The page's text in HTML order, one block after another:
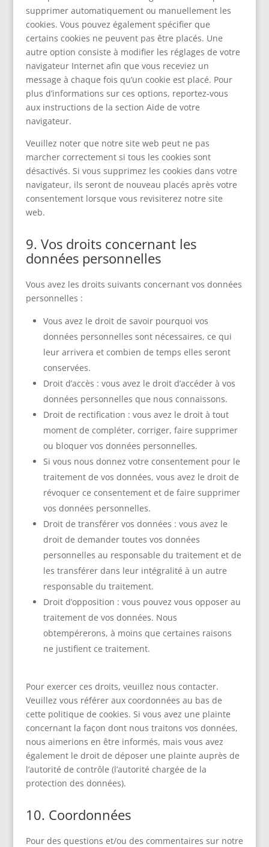
supprimer automatiquement ou manuellement les
cookies. Vous pouvez également spécifier que
certains cookies ne peuvent pas être placés. Une
autre option consiste à modifier les réglages de votre
navigateur Internet afin que vous receviez un
message à chaque fois qu’un cookie est placé. Pour
plus d’informations sur ces options, reportez-vous
aux instructions de la section Aide de votre
navigateur.
Veuillez noter que notre site web peut ne pas
marcher correctement si tous les cookies sont
désactivés. Si vous supprimez les cookies dans votre
navigateur, ils seront de nouveau placés après votre
consentement lorsque vous revisiterez notre site
web.
9. Vos droits concernant les
données personnelles
Vous avez les droits suivants concernant vos données
personnelles :
Vous avez le droit de savoir pourquoi vos
données personnelles sont nécessaires, ce qui
leur arrivera et combien de temps elles seront
conservées.
Droit d’accès : vous avez le droit d’accéder à vos
données personnelles que nous connaissons.
Droit de rectification : vous avez le droit à tout
moment de compléter, corriger, faire supprimer
ou bloquer vos données personnelles.
Si vous nous donnez votre consentement pour le
traitement de vos données, vous avez le droit de
révoquer ce consentement et de faire supprimer
vos données personnelles.
Droit de transférer vos données : vous avez le
droit de demander toutes vos données
personnelles au responsable du traitement et de
les transférer dans leur intégralité à un autre
responsable du traitement.
Droit d’opposition : vous pouvez vous opposer au
traitement de vos données. Nous
obtempérerons, à moins que certaines raisons
ne justifient ce traitement.
Pour exercer ces droits, veuillez nous contacter.
Veuillez vous référer aux coordonnées au bas de
cette politique de cookies. Si vous avez une plainte
concernant la façon dont nous traitons vos données,
nous aimerions en être informés, mais vous avez
également le droit de déposer une plainte auprès de
l’autorité de contrôle (l’autorité chargée de la
protection des données).
10. Coordonnées
Pour des questions et/ou des commentaires sur notre